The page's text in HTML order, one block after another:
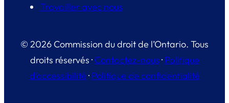
Travailler avec nous
© 2026 Commission du droit de l’Ontario. Tous
droits réservés · Contactez-nous · Politique
d’accessibilité · Politique de confidentialité